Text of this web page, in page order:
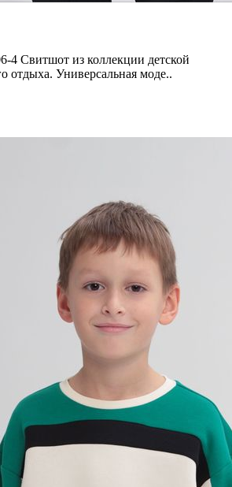
4 Свитшот из коллекции детской
отдыха. Универсальная моде..